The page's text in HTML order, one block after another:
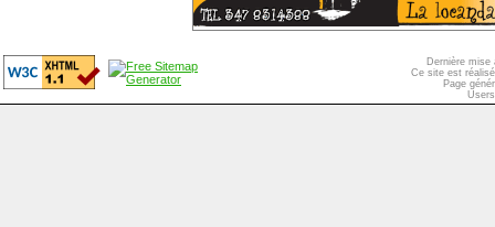
Dernière mise
Ce site est
Page